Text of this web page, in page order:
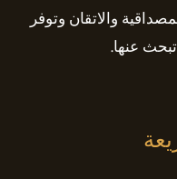
والاتقان وتوفر
عنها.